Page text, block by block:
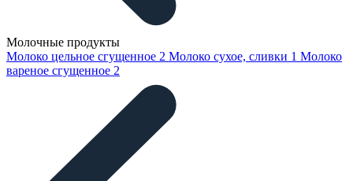
Молочные продукты
Молоко цельное сгущенное 2 Молоко сухое, сливки 1 Молоко
вареное сгущенное 2